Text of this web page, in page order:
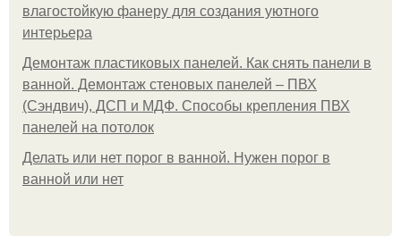
влагостойкую фанеру для создания уютного
интерьера
Демонтаж пластиковых панелей. Как снять панели в
ванной. Демонтаж стеновых панелей – ПВХ
(Сэндвич), ДСП и МДФ. Способы крепления ПВХ
панелей на потолок
Делать или нет порог в ванной. Нужен порог в
ванной или нет